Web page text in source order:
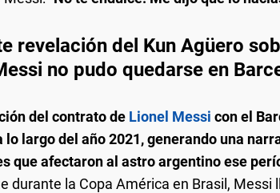
revelación del Kun Agüero
no pudo quedarse en
del contrato de Lionel Messi con el
lo largo del año 2021, generando una
que afectaron al astro argentino ese
durante la Copa América en Brasil, Messi